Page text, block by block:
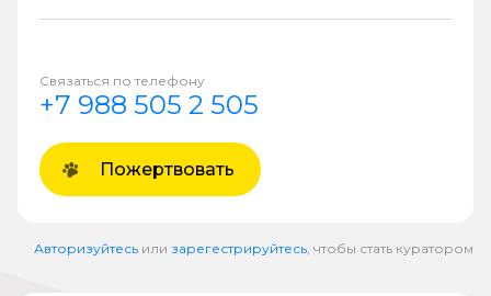
Связаться по телефону
+7 988 505 2 505
Пожертвовать
Авторизуйтесь или зарегестрируйтесь , чтобы стать куратором